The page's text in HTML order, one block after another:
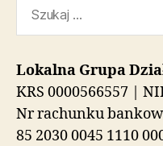
Lokalna Grupa
KRS 0000566557 |
Nr rachunku
85 2030 0045 1110